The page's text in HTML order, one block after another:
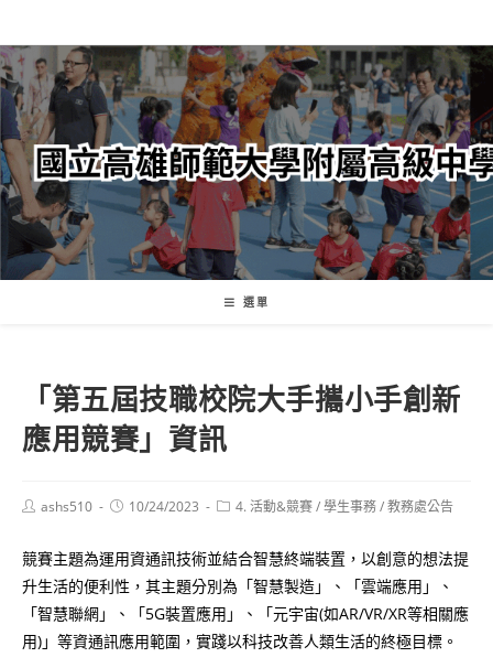
轉
至
主
內
容
選單
「第五屆技職校院大手攜小手創新
應用競賽」資訊
Postashs510
Post10/24/2023
Post4. 活動&競賽/學生事務/教務處公告
競賽主題為運用資通訊技術並結合智慧終端裝置，以創意的想法提
升生活的便利性，其主題分別為「智慧製造」、「雲端應用」、
「智慧聯網」、「5G裝置應用」、「元宇宙(如AR/VR/XR等相關應
用)」等資通訊應用範圍，實踐以科技改善人類生活的終極目標。